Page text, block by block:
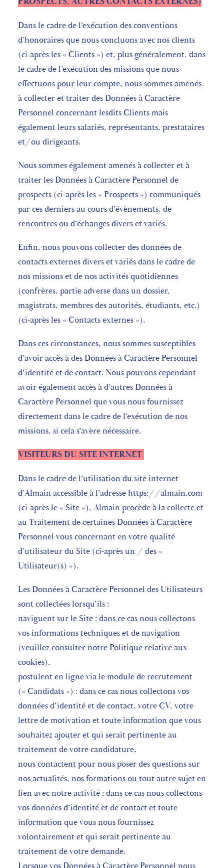
Dans le cadre de l’exécution des conventions
d’honoraires que nous concluons avec nos clients
(ci-après les « Clients ») et, plus généralement, dans
le cadre de l’exécution des missions que nous
effectuons pour leur compte, nous sommes amenés
à collecter et traiter des Données à Caractère
Personnel concernant lesdits Clients mais
également leurs salariés, représentants, prestataires
et/ou dirigeants.
Nous sommes également amenés à collecter et à
traiter les Données à Caractère Personnel de
prospects (ci-après les « Prospects ») communiqués
par ces derniers au cours d’évènements, de
rencontres ou d’échanges divers et variés.
Enfin, nous pouvons collecter des données de
contacts externes divers et variés dans le cadre de
nos missions et de nos activités quotidiennes
(confrères, partie adverse dans un dossier,
magistrats, membres des autorités, étudiants, etc.)
(ci-après les « Contacts externes »).
Dans ces circonstances, nous sommes susceptibles
d’avoir accès à des Données à Caractère Personnel
d’identité et de contact. Nous pouvons cependant
avoir également accès à d’autres Données à
Caractère Personnel que vous nous fournissez
directement dans le cadre de l’exécution de nos
missions, si cela s’avère nécessaire.
VISITEURS DU SITE INTERNET
Dans le cadre de l’utilisation du site internet
d’Almain accessible à l’adresse https://almain.com
(ci-après le « Site »), Almain procède à la collecte et
au Traitement de certaines Données à Caractère
Personnel vous concernant en votre qualité
d’utilisateur du Site (ci-après un / des «
Utilisateur(s) »).
Les Données à Caractère Personnel des Utilisateurs
sont collectées lorsqu’ils :
naviguent sur le Site : dans ce cas nous collectons
vos informations techniques et de navigation
(veuillez consulter notre Politique relative aux
cookies),
postulent en ligne via le module de recrutement
(« Candidats ») : dans ce cas nous collectons vos
données d’identité et de contact, votre CV, votre
lettre de motivation et toute information que vous
souhaitez ajouter et qui serait pertinente au
traitement de votre candidature,
nous contactent pour nous poser des questions sur
nos actualités, nos formations ou tout autre sujet en
lien avec notre activité : dans ce cas nous collectons
vos données d’identité et de contact et toute
information que vous nous fournissez
volontairement et qui serait pertinente au
traitement de votre demande.
Lorsque vos Données à Caractère Personnel nous